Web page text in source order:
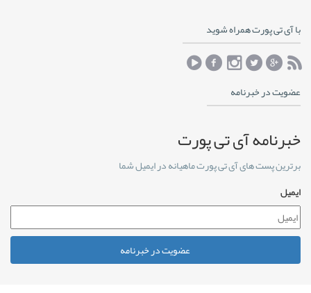
با آی تی پورت همراه شوید
عضویت در خبرنامه
خبرنامه آی تی پورت
برترین پست های آی تی پورت ماهیانه در ایمیل شما
ایمیل
عضویت در خبرنامه